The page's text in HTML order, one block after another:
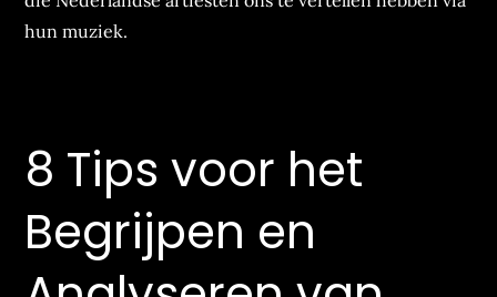
hun muziek.
8 Tips voor het
Begrijpen en